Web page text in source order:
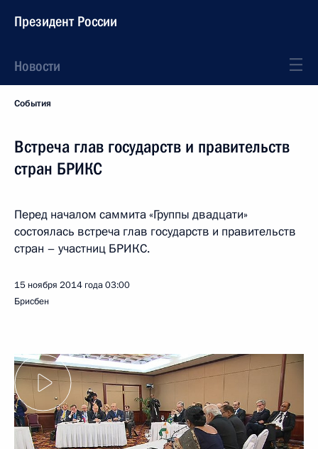
Президент России
Новости
События
Встреча глав государств и правительств
стран БРИКС
Перед началом саммита «Группы двадцати»
состоялась встреча глав государств и правительств
стран – участниц БРИКС.
15 ноября 2014 года03:00
Брисбен